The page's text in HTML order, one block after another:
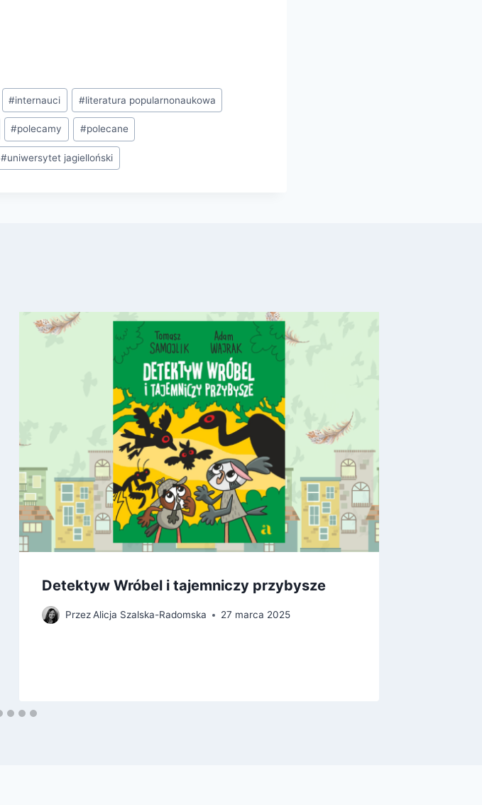
#internauci #literatura popularnonaukowa
#polecamy #polecane
#uniwersytet jagielloński
Detektyw Wróbel i tajemniczy przybysze
PrzezAlicja Szalska-Radomska 27 marca 2025